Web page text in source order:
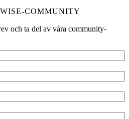
COMMUNITY
och ta del av våra community-